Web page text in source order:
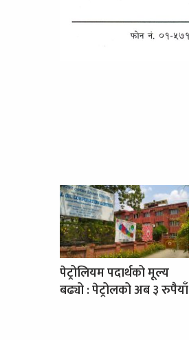
पेट्रोलियम पदार्थको मूल्य
बढ्यो : पेट्रोलको अब ३ रुपैयाँ